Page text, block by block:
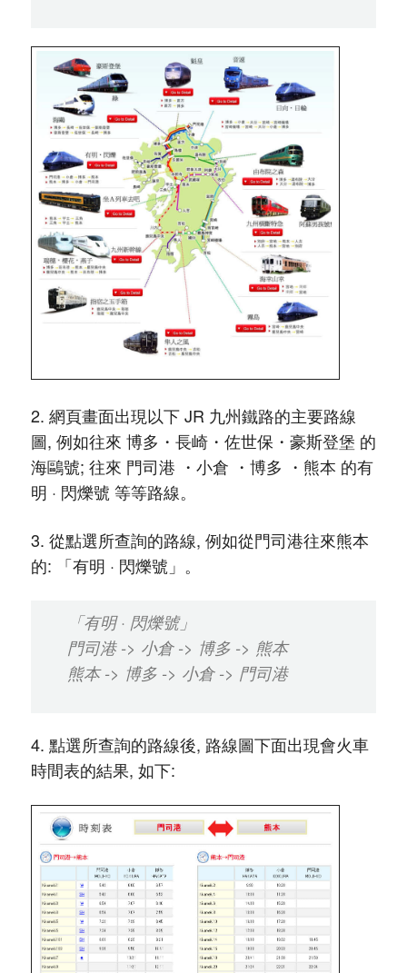
2. 網頁畫面出現以下 JR 九州鐵路的主要路線
圖, 例如往來 博多・長崎・佐世保・豪斯登堡 的
海鷗號; 往來 門司港 ・小倉 ・博多 ・熊本 的有
明 · 閃爍號 等等路線。
3. 從點選所查詢的路線, 例如從門司港往來熊本
的: 「有明 · 閃爍號」。
「有明 · 閃爍號」
門司港 -> 小倉 -> 博多 -> 熊本
熊本 -> 博多 -> 小倉 -> 門司港
4. 點選所查詢的路線後, 路線圖下面出現會火車
時間表的結果, 如下: